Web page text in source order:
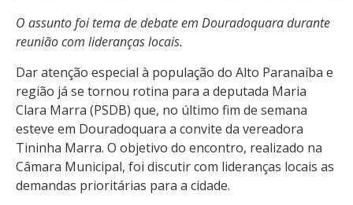
O assunto foi tema de debate em Douradoquara durante
reunião com lideranças locais.
Dar atenção especial à população do Alto Paranaíba e
região já se tornou rotina para a deputada Maria
Clara Marra (PSDB) que, no último fim de semana
esteve em Douradoquara a convite da vereadora
Tininha Marra. O objetivo do encontro, realizado na
Câmara Municipal, foi discutir com lideranças locais as
demandas prioritárias para a cidade.